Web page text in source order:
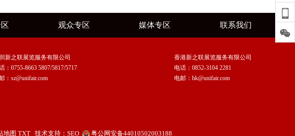
观众专区 媒体专区 联系我们
新之联展览服务有限公司
：0755-8663 5807/5817/5717
：sz@unifair.com
香港新之联展览服务有限公司
电话：0852-3104 2281
电邮：hk@unifair.com
地图 TXT 技术支持： SEO 粤公网安备44010502003188